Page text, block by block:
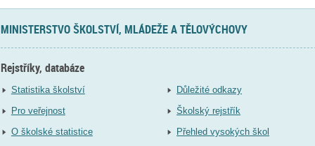
MINISTERSTVO ŠKOLSTVÍ, MLÁDEŽE A TĚLOVÝCHOVY
Rejstříky, databáze
Statistika školství
Pro veřejnost
O školské statistice
Důležité odkazy
Školský rejstřík
Přehled vysokých škol